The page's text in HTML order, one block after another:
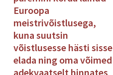
Euroopa
meistrivõistlusega,
kuna suutsin
võistlusesse hästi sisse
elada ning oma võimed
adekvaatselt hinnates